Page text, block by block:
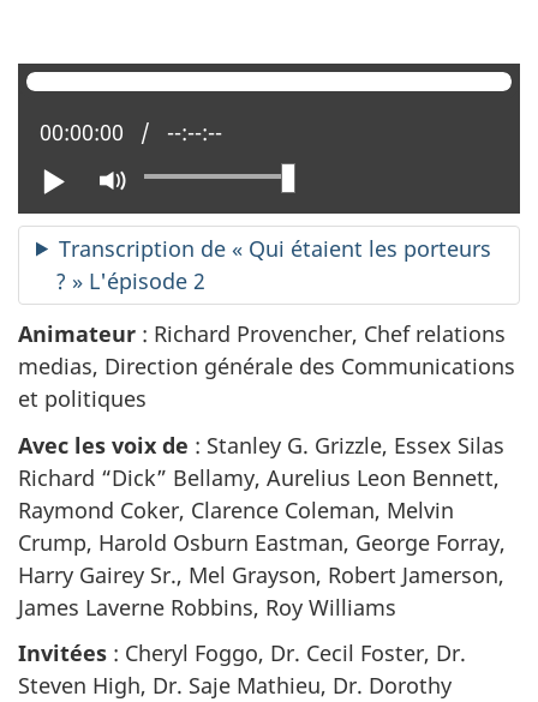
Lire
Activer
le
mode
muet
Position actuelle :
00:00:00 Temps total :
--:--:--
Transcription de « Qui étaient les porteurs
? » L'épisode 2
Animateur : Richard Provencher, Chef relations
medias, Direction générale des Communications
et politiques
Avec les voix de : Stanley G. Grizzle, Essex Silas
Richard “Dick” Bellamy, Aurelius Leon Bennett,
Raymond Coker, Clarence Coleman, Melvin
Crump, Harold Osburn Eastman, George Forray,
Harry Gairey Sr., Mel Grayson, Robert Jamerson,
James Laverne Robbins, Roy Williams
Invitées : Cheryl Foggo, Dr. Cecil Foster, Dr.
Steven High, Dr. Saje Mathieu, Dr. Dorothy